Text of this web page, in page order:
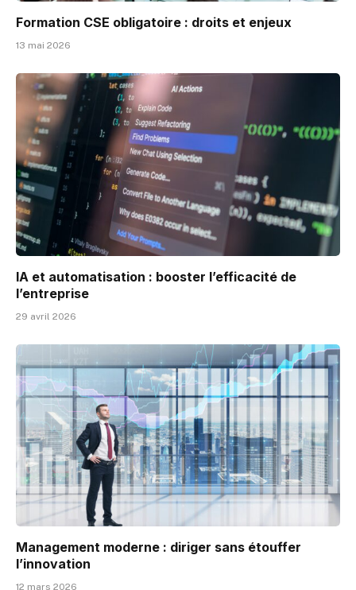
Formation CSE obligatoire : droits et enjeux
13 mai 2026
IA et automatisation : booster l’efficacité de
l’entreprise
29 avril 2026
Management moderne : diriger sans étouffer
l’innovation
12 mars 2026